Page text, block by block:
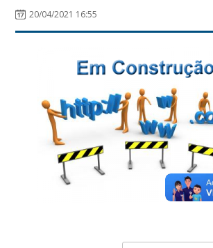
20/04/2021 16:55